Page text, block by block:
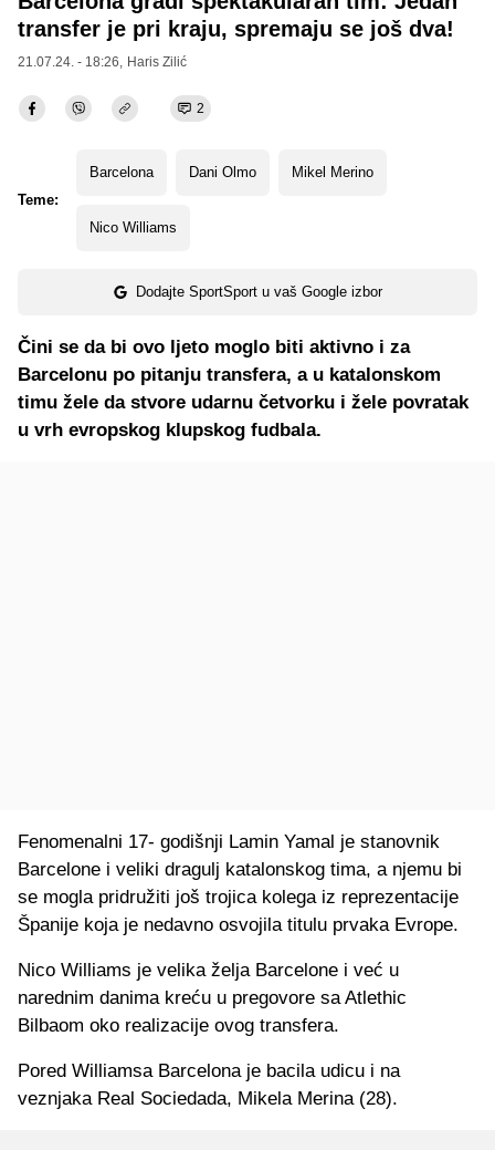
transfer je pri kraju, spremaju se još dva!
21.07.24. - 18:26, Haris Zilić
2
Teme:
Barcelona Dani Olmo Mikel Merino
Nico Williams
Dodajte SportSport u vaš Google izbor
Čini se da bi ovo ljeto moglo biti aktivno i za
Barcelonu po pitanju transfera, a u katalonskom
timu žele da stvore udarnu četvorku i žele povratak
u vrh evropskog klupskog fudbala.
Fenomenalni 17- godišnji Lamin Yamal je stanovnik
Barcelone i veliki dragulj katalonskog tima, a njemu bi
se mogla pridružiti još trojica kolega iz reprezentacije
Španije koja je nedavno osvojila titulu prvaka Evrope.
Nico Williams je velika želja Barcelone i već u
narednim danima kreću u pregovore sa Atlethic
Bilbaom oko realizacije ovog transfera.
Pored Williamsa Barcelona je bacila udicu i na
veznjaka Real Sociedada, Mikela Merina (28).